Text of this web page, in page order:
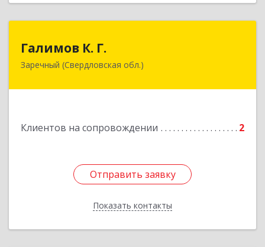
Галимов К. Г.
Заречный (Свердловская обл.)
Клиентов на сопровождении 2
Отправить заявку
Показать контакты
Свердловская обл, г. Заречный, ул. Кузнецова,
Отправить заявку
Назад